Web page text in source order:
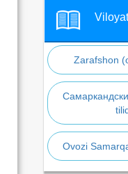
Zarafshon
Ovozi